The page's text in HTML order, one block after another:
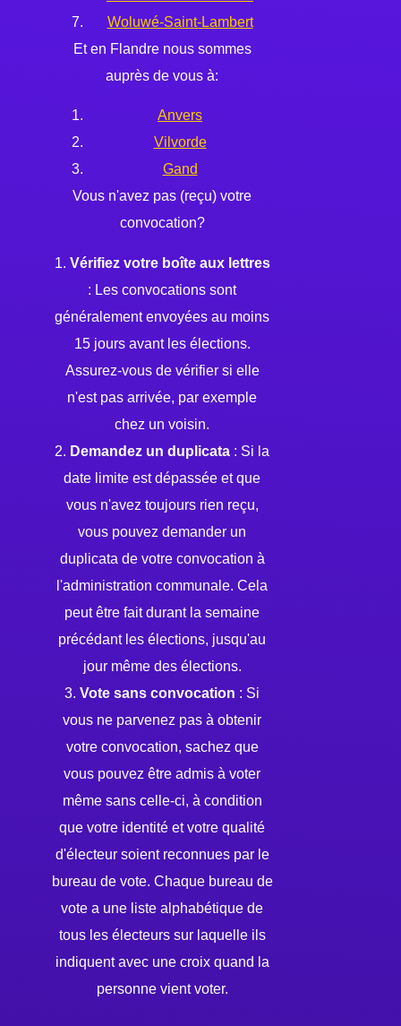
Woluwé-Saint-Lambert
Et en Flandre nous sommes
auprès de vous à:
Anvers
Vilvorde
Gand
Vous n'avez pas (reçu) votre
convocation?
1. Vérifiez votre boîte aux lettres
: Les convocations sont
généralement envoyées au moins
15 jours avant les élections.
Assurez-vous de vérifier si elle
n'est pas arrivée, par exemple
chez un voisin.
2. Demandez un duplicata : Si la
date limite est dépassée et que
vous n'avez toujours rien reçu,
vous pouvez demander un
duplicata de votre convocation à
l'administration communale. Cela
peut être fait durant la semaine
précédant les élections, jusqu'au
jour même des élections.
3. Vote sans convocation : Si
vous ne parvenez pas à obtenir
votre convocation, sachez que
vous pouvez être admis à voter
même sans celle-ci, à condition
que votre identité et votre qualité
d'électeur soient reconnues par le
bureau de vote. Chaque bureau de
vote a une liste alphabétique de
tous les électeurs sur laquelle ils
indiquent avec une croix quand la
personne vient voter.